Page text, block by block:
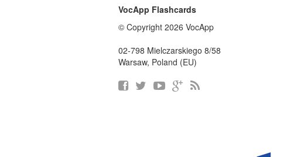
VocApp Flashcards
© Copyright 2026 VocApp
02-798 Mielczarskiego 8/58
Warsaw, Poland (EU)